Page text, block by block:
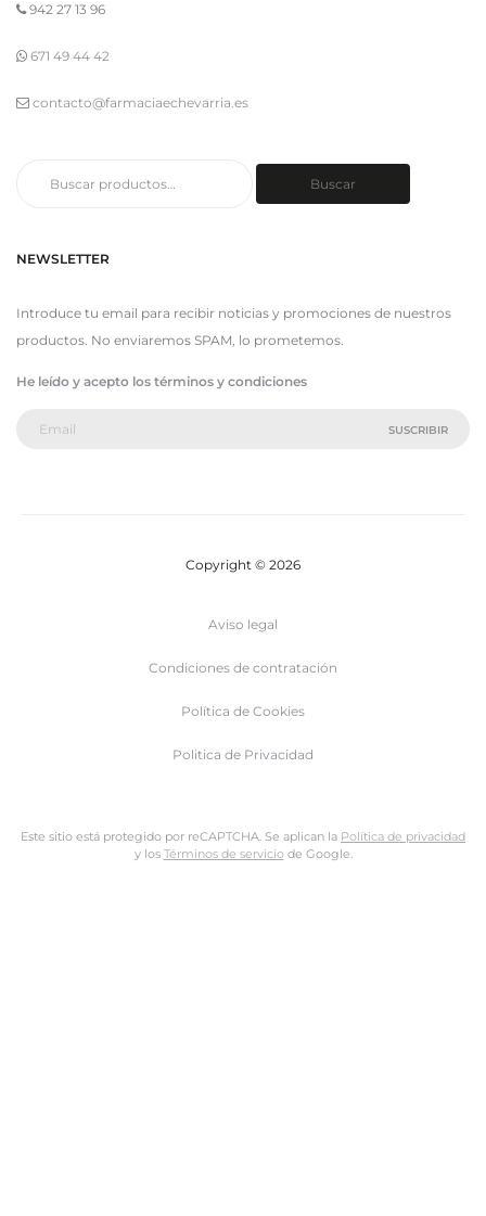
942 27 13 96
671 49 44 42
contacto@farmaciaechevarria.es
Buscar
NEWSLETTER
Introduce tu email para recibir noticias y promociones de nuestros
productos. No enviaremos SPAM, lo prometemos.
He leído y acepto los términos y condiciones
Copyright © 2026
Aviso legal
Condiciones de contratación
Política de Cookies
Politica de Privacidad
Este sitio está protegido por reCAPTCHA. Se aplican la Política de privacidad
y los Términos de serviciode Google.